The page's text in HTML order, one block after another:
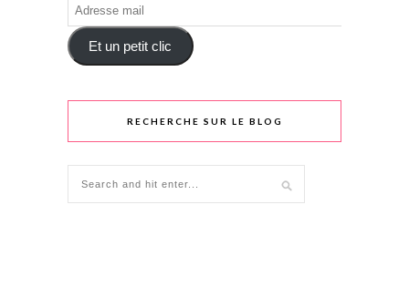
Adresse
mail
Et un petit clic
RECHERCHE SUR LE BLOG